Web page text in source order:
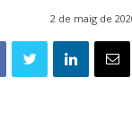
2 de maig de